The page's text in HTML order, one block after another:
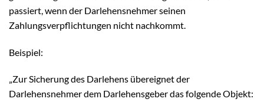
passiert, wenn der Darlehensnehmer seinen
Zahlungsverpflichtungen nicht nachkommt.
Beispiel:
„Zur Sicherung des Darlehens übereignet der
Darlehensnehmer dem Darlehensgeber das folgende Objekt: